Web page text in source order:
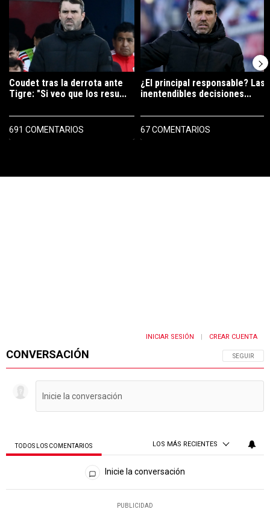
Coudet tras la derrota ante
Tigre: "Si veo que los resu...
691 COMENTARIOS
¿El principal responsable? Las
inentendibles decisiones...
67 COMENTARIOS
CONVERSACIÓN SIGA ESTA
SEGUIR
INICIAR SESIÓN CREAR CUENTA
TODOS LOS COMENTARIOS LOS MÁS RECIENTES
Todos los comentarios
Inicie la conversación
PUBLICIDAD